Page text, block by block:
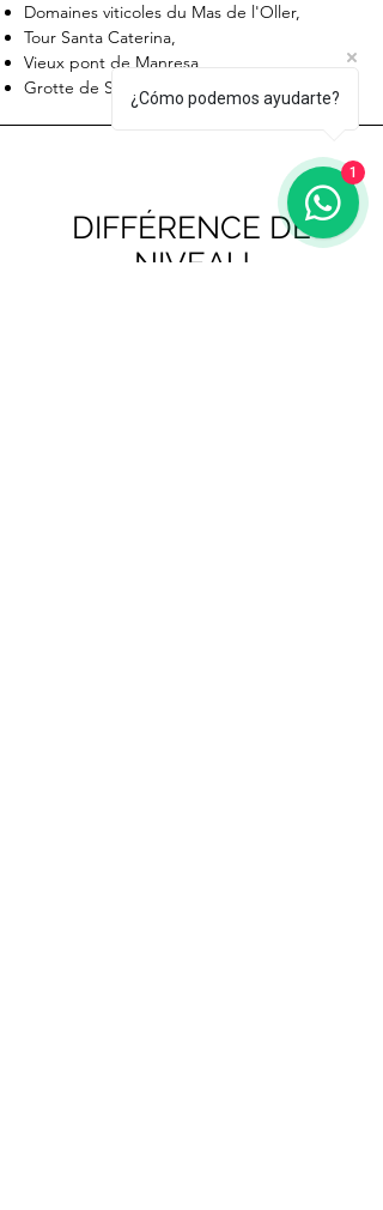
Domaines viticoles du Mas de l'Oller,
Tour Santa Caterina,
Vieux pont de Manresa,
Grotte de Sant Ignasi
DIFFÉRENCE DE
NIVEAU
¿Cómo podemos ayudarte?
1